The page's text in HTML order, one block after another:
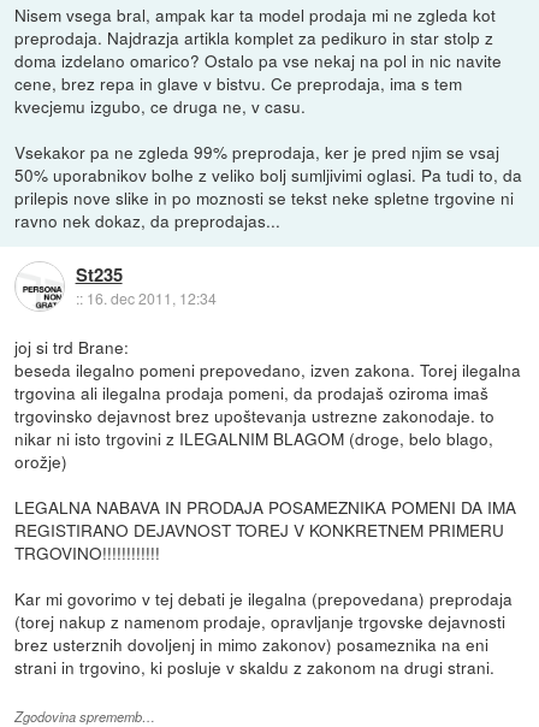
Nisem vsega bral, ampak kar ta model prodaja mi ne zgleda kot
preprodaja. Najdrazja artikla komplet za pedikuro in star stolp z
doma izdelano omarico? Ostalo pa vse nekaj na pol in nic navite
cene, brez repa in glave v bistvu. Ce preprodaja, ima s tem
kvecjemu izgubo, ce druga ne, v casu.
Vsekakor pa ne zgleda 99% preprodaja, ker je pred njim se vsaj
50% uporabnikov bolhe z veliko bolj sumljivimi oglasi. Pa tudi to, da
prilepis nove slike in po moznosti se tekst neke spletne trgovine ni
ravno nek dokaz, da preprodajas...
St235
:: 16. dec 2011, 12:34
joj si trd Brane:
beseda ilegalno pomeni prepovedano, izven zakona. Torej ilegalna
trgovina ali ilegalna prodaja pomeni, da prodajaš oziroma imaš
trgovinsko dejavnost brez upoštevanja ustrezne zakonodaje. to
nikar ni isto trgovini z ILEGALNIM BLAGOM (droge, belo blago,
orožje)
LEGALNA NABAVA IN PRODAJA POSAMEZNIKA POMENI DA IMA
REGISTIRANO DEJAVNOST TOREJ V KONKRETNEM PRIMERU
TRGOVINO!!!!!!!!!!!!
Kar mi govorimo v tej debati je ilegalna (prepovedana) preprodaja
(torej nakup z namenom prodaje, opravljanje trgovske dejavnosti
brez usterznih dovoljenj in mimo zakonov) posameznika na eni
strani in trgovino, ki posluje v skaldu z zakonom na drugi strani.
Zgodovina sprememb…